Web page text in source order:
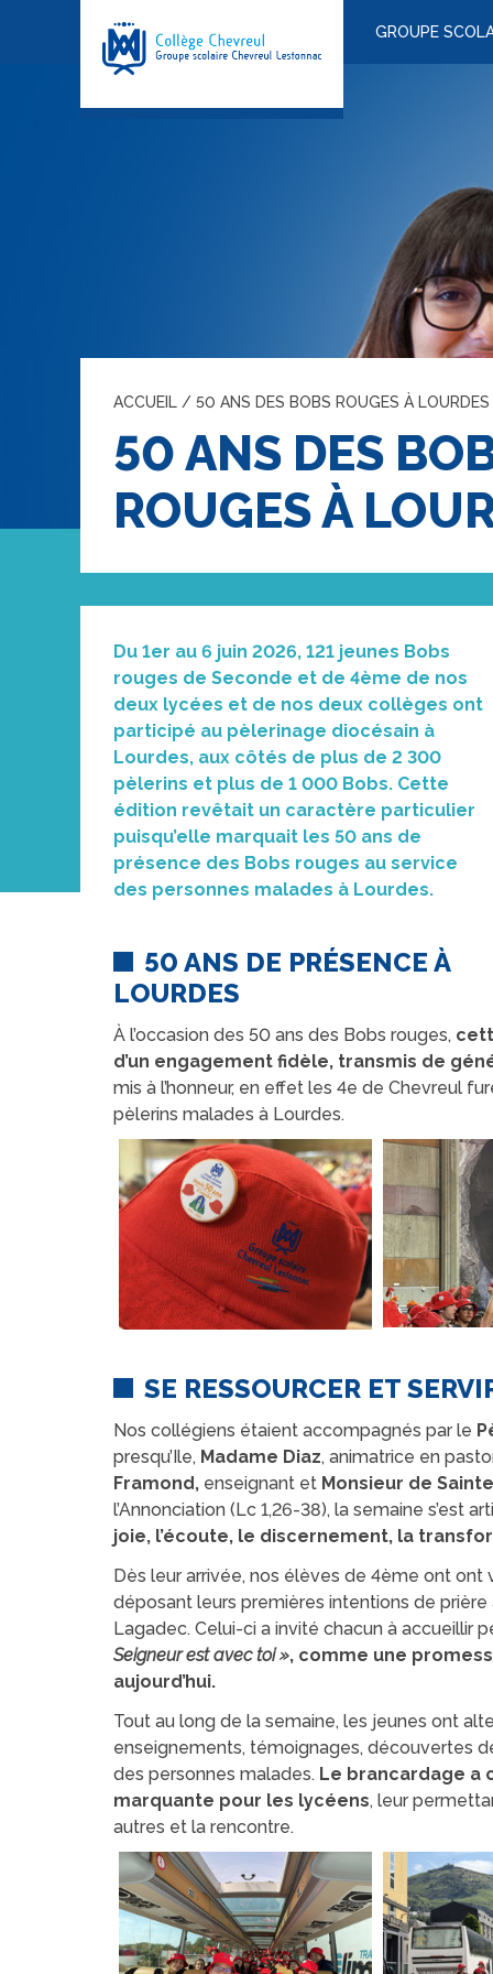
GROUPE
ACCUEIL / 50 ANS DES BOBS ROUGES À LOURDES
50 ANS DES
ROUGES À
Du 1er au 6 juin 2026, 121 jeunes Bobs
rouges de Seconde et de 4ème de nos
deux lycées et de nos deux collèges ont
participé au pèlerinage diocésain à
Lourdes, aux côtés de plus de 2 300
pèlerins et plus de 1 000 Bobs. Cette
édition revêtait un caractère particulier
puisqu’elle marquait les 50 ans de
présence des Bobs rouges au service
des personnes malades à Lourdes.
50 ANS DE PRÉSENCE À
LOURDES
À l’occasion des 50 ans des Bobs rouges,
d’un engagement fidèle, transmis de
mis à l’honneur, en effet les 4e de Chevreul
pèlerins malades à Lourdes.
SE RESSOURCER ET
Nos collégiens étaient accompagnés par le
presqu’Ile, Madame Diaz, animatrice en
Framond,enseignant et Monsieur de
l’Annonciation (Lc 1,26-38), la semaine s’est
joie, l’écoute, le discernement, la
Dès leur arrivée, nos élèves de 4ème ont
déposant leurs premières intentions de
Lagadec. Celui-ci a invité chacun à accueillir
Seigneur est avec toi », comme une
aujourd’hui.
Tout au long de la semaine, les jeunes ont
enseignements, témoignages, découvertes
des personnes malades. Le brancardage a
marquante pour les lycéens, leur
autres et la rencontre.